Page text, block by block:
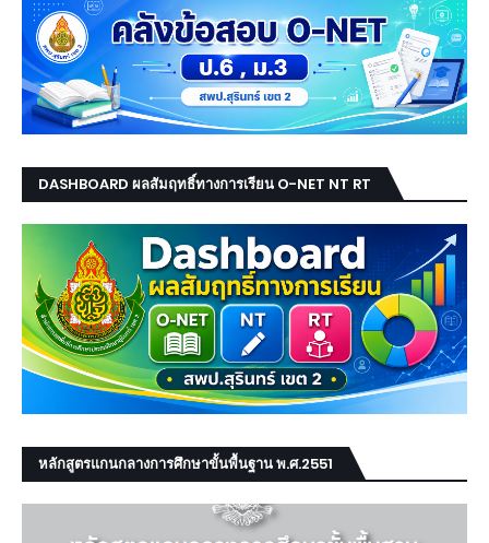
DASHBOARD ผลสัมฤทธิ์ทางการเรียน O-NET NT RT
หลักสูตรแกนกลางการศึกษาขั้นพื้นฐาน พ.ศ.2551